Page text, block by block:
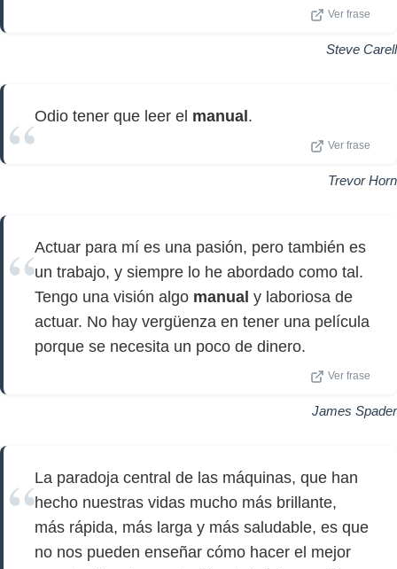
Ver frase
Steve Carell
Odio tener que leer el manual .
Ver frase
Trevor Horn
Actuar para mí es una pasión, pero también es
un trabajo, y siempre lo he abordado como tal.
Tengo una visión algo manual y laboriosa de
actuar. No hay vergüenza en tener una película
porque se necesita un poco de dinero.
Ver frase
James Spader
La paradoja central de las máquinas, que han
hecho nuestras vidas mucho más brillante,
más rápida, más larga y más saludable, es que
no nos pueden enseñar cómo hacer el mejor